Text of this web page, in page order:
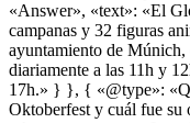
«Answer», «text»: «El
campanas y 32 figuras
ayuntamiento de
diariamente a las 11h y
17h.» } }, { «@type»:
Oktoberfest y cuál fue